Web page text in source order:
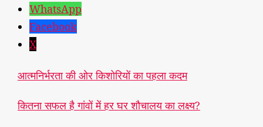
WhatsApp
Facebook
X
आत्मनिर्भरता की ओर किशोरियों का पहला कदम
कितना सफल है गांवों में हर घर शौचालय का लक्ष्य?